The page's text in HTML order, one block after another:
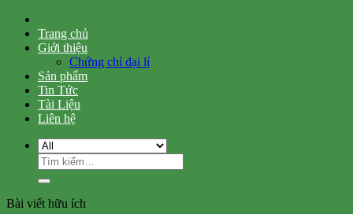
Trang chủ
Giới thiệu
Chứng chỉ đại lí
Sản phẩm
Tin Tức
Tài Liệu
Liên hệ
Tìm
kiếm:
Bài viết hữu ích